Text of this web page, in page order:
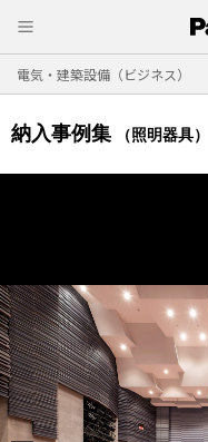
電気・建築設備（ビジネス）
納入事例集 （照明器具）